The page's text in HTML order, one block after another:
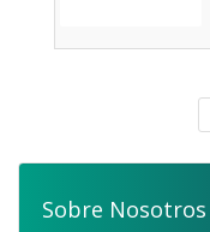
Sobre Nosotros